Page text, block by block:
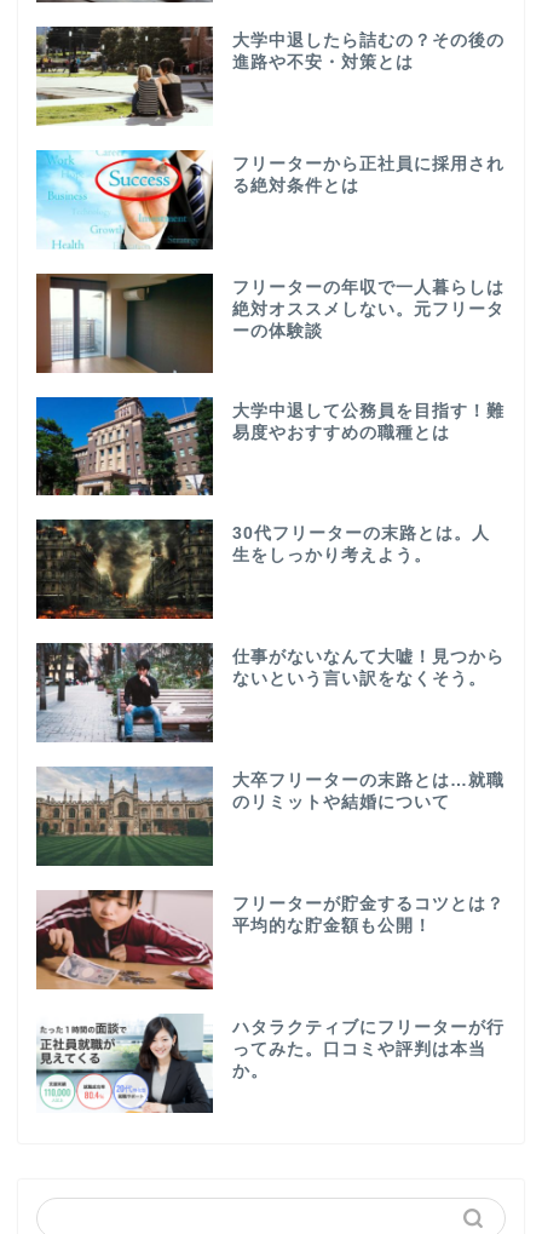
大学中退したら詰むの？その後の
進路や不安・対策とは
フリーターから正社員に採用され
る絶対条件とは
フリーターの年収で一人暮らしは
絶対オススメしない。元フリータ
ーの体験談
大学中退して公務員を目指す！難
易度やおすすめの職種とは
30代フリーターの末路とは。人
生をしっかり考えよう。
仕事がないなんて大嘘！見つから
ないという言い訳をなくそう。
大卒フリーターの末路とは…就職
のリミットや結婚について
フリーターが貯金するコツとは？
平均的な貯金額も公開！
ハタラクティブにフリーターが行
ってみた。口コミや評判は本当
か。